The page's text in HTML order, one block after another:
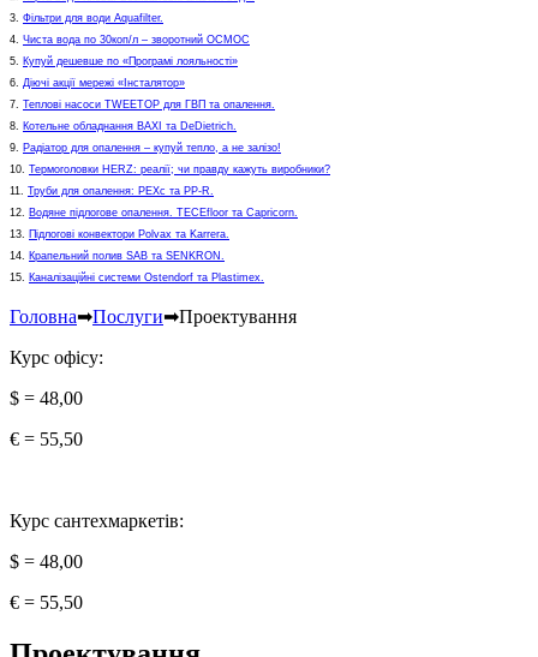
3. Фільтри для води Aquafilter.
4. Чиста вода по 30коп/л – зворотний ОСМОС
5. Купуй дешевше по «Програмі лояльності»
6. Діючі акції мережі «Інсталятор»
7. Теплові насоси TWEETOP для ГВП та опалення.
8. Котельне обладнання ВАХІ та DeDietrich.
9. Радіатор для опалення – купуй тепло, а не залізо!
10. Термоголовки HERZ: реалії; чи правду кажуть виробники?
11. Труби для опалення: РЕХс та PP-R.
12. Водяне підлогове опалення. ТЕСЕfloor та Capricorn.
13. Підлогові конвектори Polvax та Karrera.
14. Крапельний полив SAB та SENKRON.
15. Каналізаційні системи Ostendorf та Plastimex.
Головна➡Послуги➡Проектування
Курс офісу:
$ = 48,00
€ = 55,50
Курс сантехмаркетів:
$ = 48,00
€ = 55,50